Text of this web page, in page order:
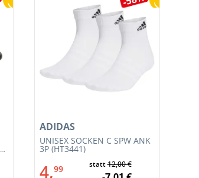
UNISEX SOCKEN C SPW ANK
3P (HT3441)
ADIDAS
4,99 statt12,00 €